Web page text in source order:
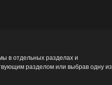
в отдельных разделах и
разделом или выбрав одну из